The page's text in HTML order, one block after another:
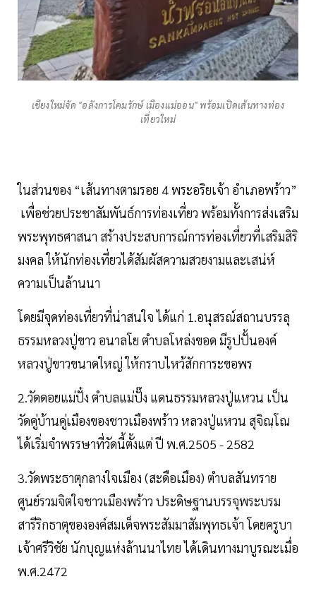
เชียงใหม่จัด "อลังการโคมรักษ์ เมืองแม่ออน" พร้อมเปิดเส้นทางท่อง
เที่ยวใหม่
ในส่วนของ “เส้นทางตามรอย 4 พระอริยเจ้า อำเภอพร้าว”
เพื่อช่วยประชาสัมพันธ์การท่องเที่ยว พร้อมทั้งการส่งเสริม
พระพุทธศาสนา สร้างประสบการณ์การท่องเที่ยวที่เสริมสิริ
มงคล ให้นักท่องเที่ยวได้สัมผัสความสวยงามและเสน่ห์
ความเป็นล้านนา
โดยมีจุดท่องเที่ยวที่น่าสนใจ ได้แก่ 1.อนุสรณ์สถานบรรลุ
ธรรมหลวงปู่ขาว อนาลโย ตำบลโหล่งขอด มีรูปปั้นองค์
หลวงปู่ขาวขนาดใหญ่ ให้กราบไหว้สักการะขอพร
2.วัดดอยแม่ปั๋ง ตำบลแม่ปั๊ง แดนธรรมหลวงปู่แหวน เป็น
วัดคู่บ้านคู่เมืองของชาวเมืองพร้าว หลวงปู่แหวน สุจิณฺโณ
ได้เริ่มจำพรรษาที่วัดนี้ตั้งแต่ ปี พ.ศ.2505 - 2582
3.วัดพระธาตุกลางใจเมือง (สะดือเมือง) ตำบลสันทราย
ศูนย์รวมจิตใจชาวเมืองพร้าว ประดิษฐานบรรจุพระบรม
สารีริกธาตุขององค์สมเด็จพระสัมมาสัมพุทธเจ้า โดยครูบา
เจ้าศรีวิชัย นักบุญแห่งล้านนาไทย ได้เดินทางมาบูรณะเมื่อ
พ.ศ.2472